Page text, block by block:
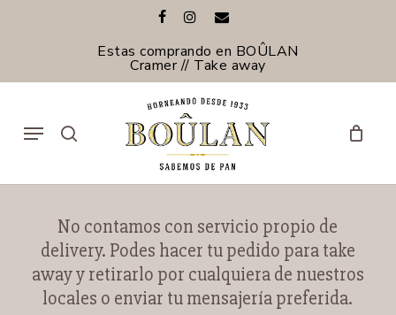
facebookinstagram
email
Estas comprando en BOÛLAN
Cramer // Take away
Menu
No contamos con servicio propio de
delivery. Podes hacer tu pedido para take
away y retirarlo por cualquiera de nuestros
locales o enviar tu mensajería preferida.